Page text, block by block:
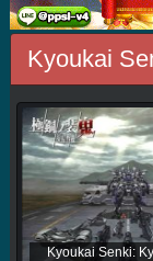
Kyoukai
Kyoukai Senki: